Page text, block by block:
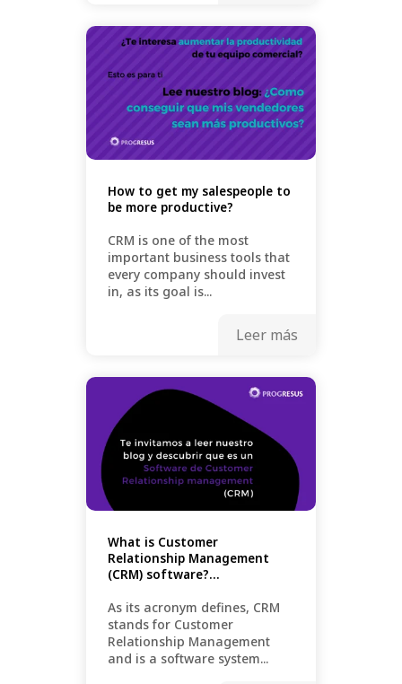
How to get my salespeople to
be more productive?
CRM is one of the most
important business tools that
every company should invest
in, as its goal is...
Leer más
What is Customer
Relationship Management
(CRM) software?...
As its acronym defines, CRM
stands for Customer
Relationship Management
and is a software system...